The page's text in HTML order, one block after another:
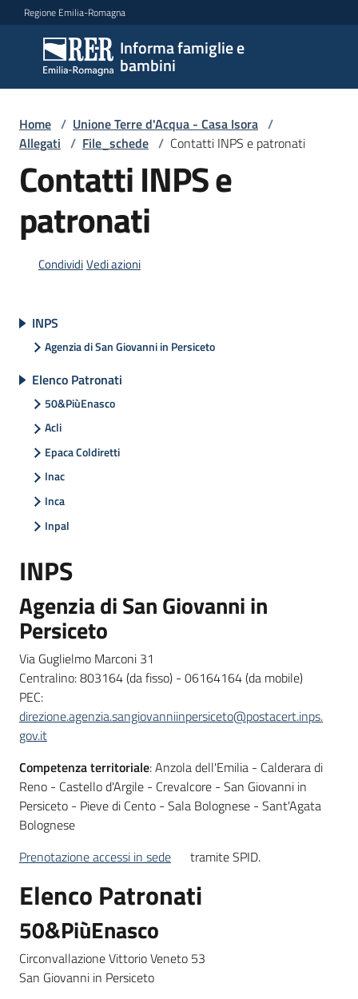
Vai al contenuto
Vai alla navigazione
Vai al footer
Regione Emilia-Romagna
Informa famiglie e
bambini
Informa
famiglie
e
bambini
Argomenti
le
famiglie
Informazioni
locali
Home / Unione Terre d'Acqua - Casa Isora /
Allegati / File_schede / Contatti INPS e patronati
Contatti INPS e
patronati
CondividiVedi azioni
INPS
Agenzia di San Giovanni in Persiceto
Elenco Patronati
50&PiùEnasco
Acli
Epaca Coldiretti
Inac
Inca
Inpal
INPS
Agenzia di San Giovanni in
Persiceto
Via Guglielmo Marconi 31
Centralino: 803164 (da fisso) - 06164164 (da mobile)
PEC:
direzione.agenzia.sangiovanniinpersiceto@postacert.inps.
gov.it
Competenza territoriale: Anzola dell'Emilia - Calderara di
Reno - Castello d'Argile - Crevalcore - San Giovanni in
Persiceto - Pieve di Cento - Sala Bolognese - Sant'Agata
Bolognese
Prenotazione accessi in sede
tramite SPID.
Elenco Patronati
50&PiùEnasco
Circonvallazione Vittorio Veneto 53
San Giovanni in Persiceto